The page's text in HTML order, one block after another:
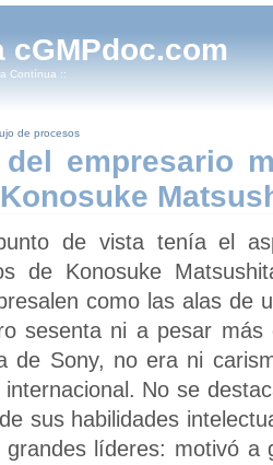
cGMPdoc.com
Contínua ::
de procesos
empresario
de vista tenía el
de Konosuke
como las alas de
sesenta ni a pesar
de Sony, no era ni
No se
sus habilidades
grandes líderes: motivó a